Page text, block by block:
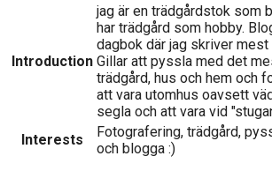
Introduction
jag är en trädgårdstok som
har trädgård som hobby.
dagbok där jag skriver mest
Gillar att pyssla med det
trädgård, hus och hem och
att vara utomhus oavsett
segla och att vara vid
Interests
Fotografering, trädgård,
och blogga :)